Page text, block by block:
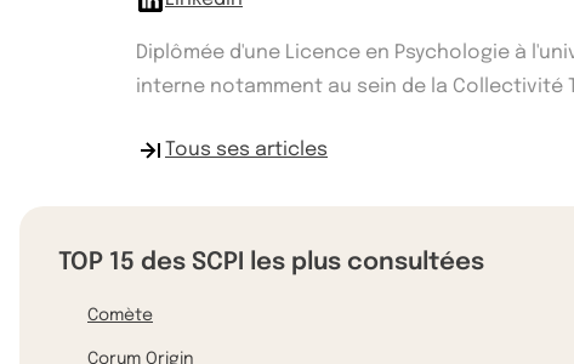
Diplômée d'une Licence en Psychologie à
interne notamment au sein de la Collectivité
Tous ses articles
TOP 15 des SCPI les plus consultées
Comète
Corum Origin